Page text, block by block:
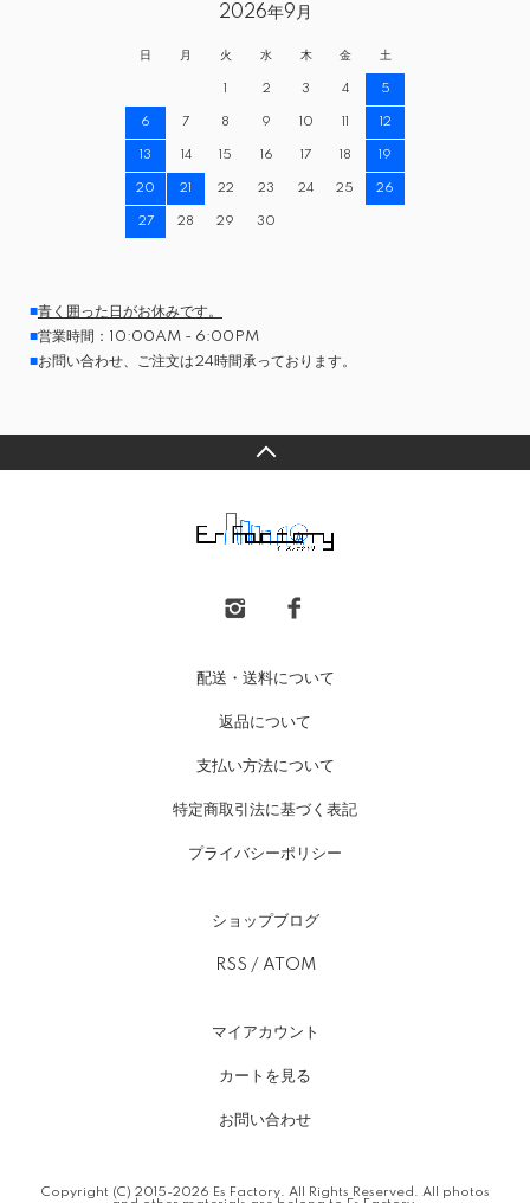
2026年9月
日 月 火 水 木 金 土
1 2 3 4 5
6 7 8 9 10 11 12
13 14 15 16 17 18 19
20 21 22 23 24 25 26
27 28 29 30
■青く囲った日がお休みです。
■営業時間：10:00AM - 6:00PM
■お問い合わせ、ご注文は24時間承っております。
配送・送料について
返品について
支払い方法について
特定商取引法に基づく表記
プライバシーポリシー
ショップブログ
RSS / ATOM
マイアカウント
カートを見る
お問い合わせ
Copyright (C) 2015-2026 Es Factory. All Rights Reserved. All photos